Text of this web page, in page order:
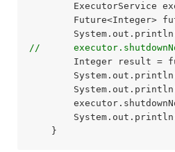
ExecutorService
Future<Integer>
//
Integer result =